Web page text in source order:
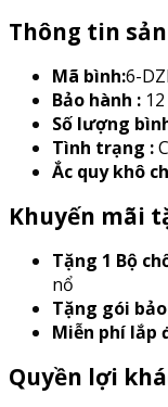
Thông tin
Mã bình:6-
Bảo hành :
Số lượng
Tình trạng :
Ắc quy khô
Khuyến mãi
Tặng 1 Bộ
nổ
Tặng gói
Miễn phí lắp
Quyền lợi